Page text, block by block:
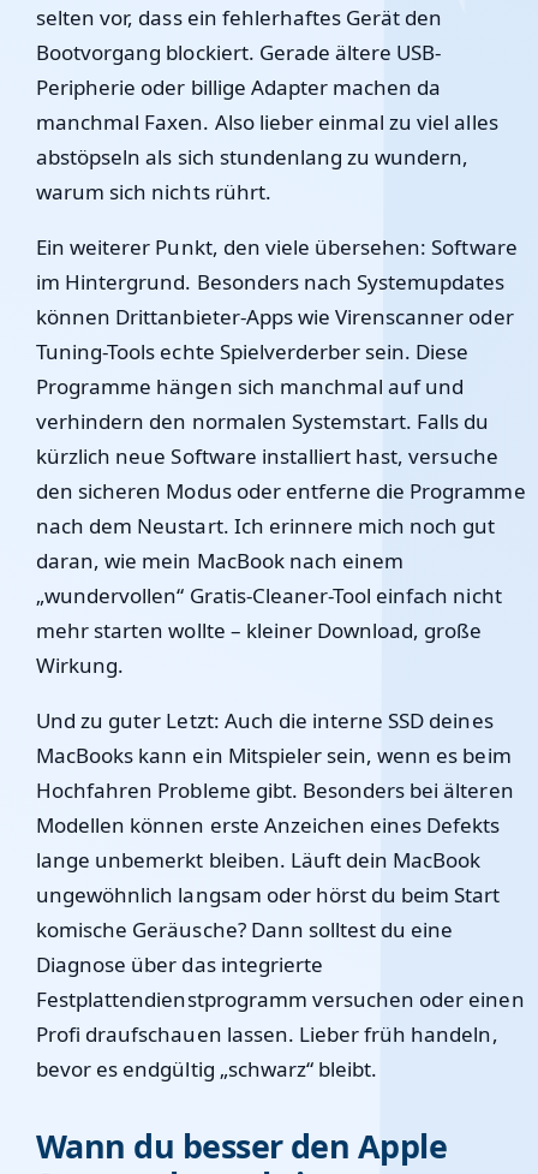
selten vor, dass ein fehlerhaftes Gerät den
Bootvorgang blockiert. Gerade ältere USB-
Peripherie oder billige Adapter machen da
manchmal Faxen. Also lieber einmal zu viel alles
abstöpseln als sich stundenlang zu wundern,
warum sich nichts rührt.
Ein weiterer Punkt, den viele übersehen: Software
im Hintergrund. Besonders nach Systemupdates
können Drittanbieter-Apps wie Virenscanner oder
Tuning-Tools echte Spielverderber sein. Diese
Programme hängen sich manchmal auf und
verhindern den normalen Systemstart. Falls du
kürzlich neue Software installiert hast, versuche
den sicheren Modus oder entferne die Programme
nach dem Neustart. Ich erinnere mich noch gut
daran, wie mein MacBook nach einem
„wundervollen“ Gratis-Cleaner-Tool einfach nicht
mehr starten wollte – kleiner Download, große
Wirkung.
Und zu guter Letzt: Auch die interne SSD deines
MacBooks kann ein Mitspieler sein, wenn es beim
Hochfahren Probleme gibt. Besonders bei älteren
Modellen können erste Anzeichen eines Defekts
lange unbemerkt bleiben. Läuft dein MacBook
ungewöhnlich langsam oder hörst du beim Start
komische Geräusche? Dann solltest du eine
Diagnose über das integrierte
Festplattendienstprogramm versuchen oder einen
Profi draufschauen lassen. Lieber früh handeln,
bevor es endgültig „schwarz“ bleibt.
Wann du besser den Apple